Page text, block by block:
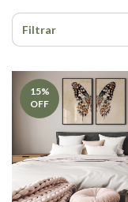
Filtrar
15%
OFF